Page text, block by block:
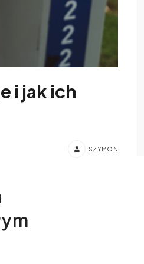
i jak ich
SZYMON